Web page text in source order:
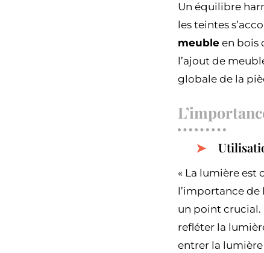
Un équilibre
les teintes
meuble en bois
l’ajout de
globale de la
« La lumière est
l’importance de
un point crucial.
refléter la
entrer la lumière